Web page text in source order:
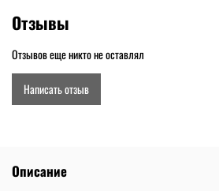
Отзывы
Отзывов еще никто не оставлял
Написать отзыв
Описание